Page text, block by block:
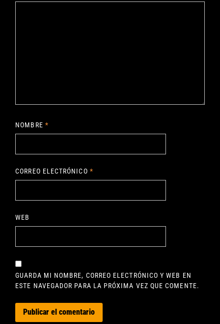
NOMBRE *
CORREO ELECTRÓNICO *
WEB
GUARDA MI NOMBRE, CORREO ELECTRÓNICO Y WEB EN
ESTE NAVEGADOR PARA LA PRÓXIMA VEZ QUE COMENTE.